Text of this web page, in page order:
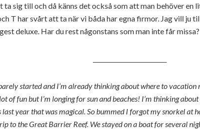
ta sig till och då känns det också som att man behöver en
T har svårt att ta när vi båda har egna firmor. Jag vill ju
deluxe. Har du rest någonstans som man inte får missa?
started and I’m already thinking about where to vacation
of fun but I’m longing for sun and beaches! I’m thinking about
last year that was magical. So bummed I forgot my snorkel at
to the Great Barrier Reef. We stayed on a boat for several